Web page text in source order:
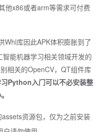
他x86或者arm等需求可付费
Whl库因此APK体积膨胀到了
能机器学习相关领域开发的
相关的OpenCV，QT组件库
Python入门可以不必安装整
资源包，仅为之前安装